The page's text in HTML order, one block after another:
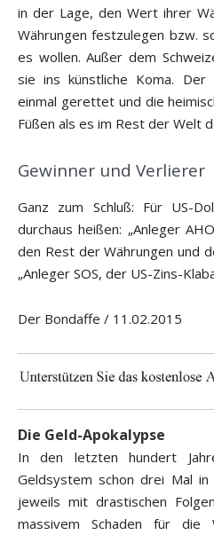
in der Lage, den Wert ihrer
Währungen festzulegen bzw.
es wollen. Außer dem
sie ins künstliche Koma.
einmal gerettet und die
Füßen als es im Rest der Welt
Gewinner und Verlierer
Ganz zum Schluß: Für US-
durchaus heißen: „Anleger
den Rest der Währungen und
„Anleger SOS, der US-Zins-
Der Bondaffe / 11.02.2015
Die Geld-Apokalypse
In den letzten hundert
Geldsystem schon drei Mal in
jeweils mit drastischen
massivem Schaden für die